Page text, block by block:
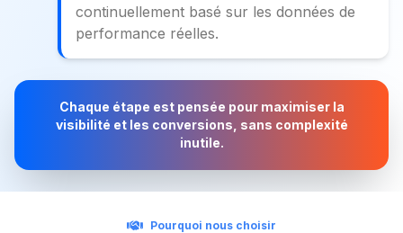
continuellement basé sur les données de
performance réelles.
Chaque étape est pensée pour maximiser la
visibilité et les conversions, sans complexité
inutile.
Pourquoi nous choisir